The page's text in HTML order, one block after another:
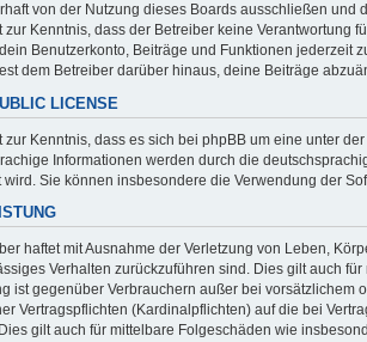
von der Nutzung dieses Boards ausschließen und
zur Kenntnis, dass der Betreiber keine Verantwortung
Benutzerkonto, Beiträge und Funktionen jederzeit
dem Betreiber darüber hinaus, deine Beiträge
LICENSE
zur Kenntnis, dass es sich bei phpBB um eine unter der „
Informationen werden durch die
wird. Sie können insbesondere die Verwendung der
haftet mit Ausnahme der Verletzung von Leben,
Verhalten zurückzuführen sind. Dies gilt auch
ist gegenüber Verbrauchern außer bei
Vertragspflichten (Kardinalpflichten) auf die bei
gilt auch für mittelbare Folgeschäden wie